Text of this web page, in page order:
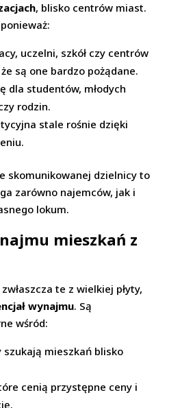
, blisko centrów miast.
uczelni, szkół czy centrów
są one bardzo pożądane.
dla studentów, młodych
rodzin.
stale rośnie dzięki
skomunikowanej dzielnicy to
zarówno najemców, jak i
lokum.
mieszkań z
te z wielkiej płyty,
wynajmu. Są
wśród:
mieszkań blisko
cenią przystępne ceny i